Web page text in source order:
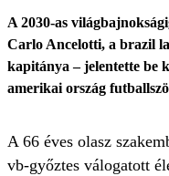
A 2030-as
Carlo Ancelotti, a brazil
kapitánya – jelentette be
amerikai ország
A 66 éves olasz
vb-győztes válogatott